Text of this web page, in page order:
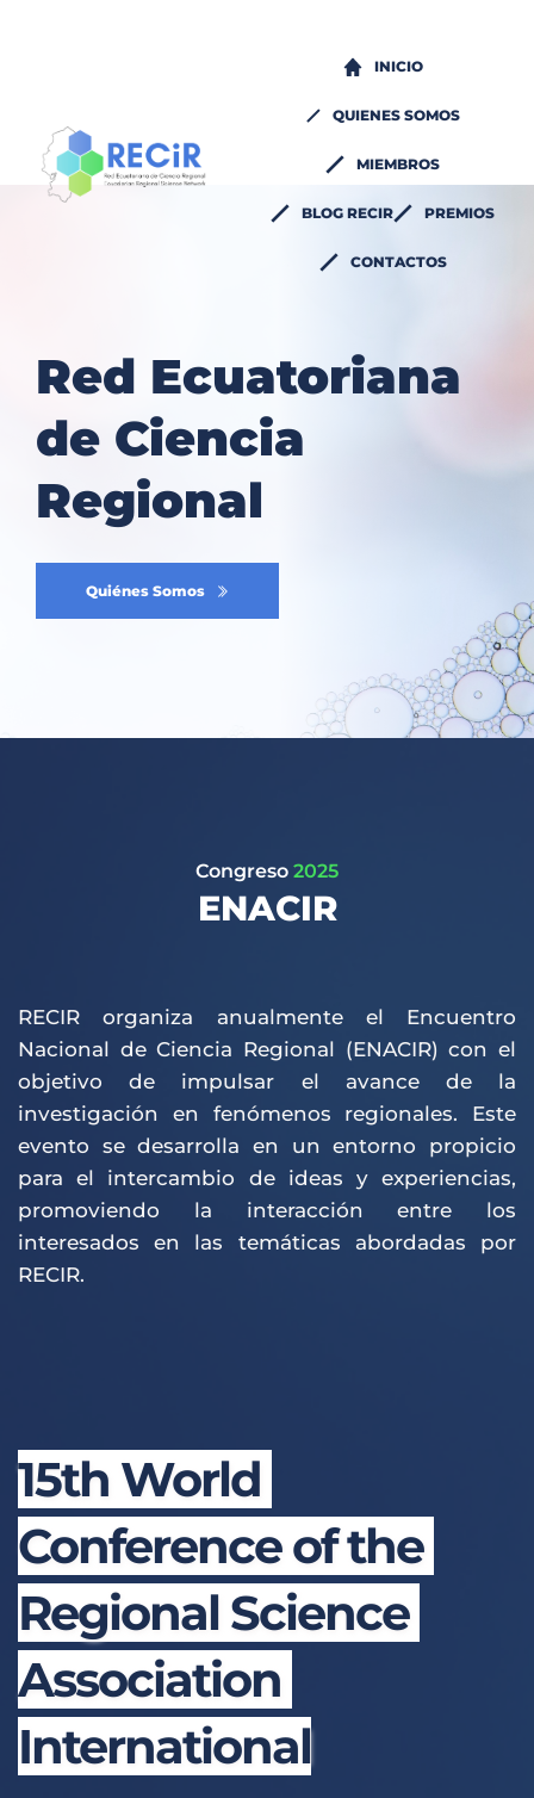
INICIO
QUIENES SOMOS
MIEMBROS
BLOG RECIR PREMIOS
CONTACTOS
Red Ecuatoriana
de Ciencia
Regional
Quiénes Somos
Congreso 2025
ENACIR
RECIR organiza anualmente el Encuentro
Nacional de Ciencia Regional (ENACIR) con el
objetivo de impulsar el avance de la
investigación en fenómenos regionales. Este
evento se desarrolla en un entorno propicio
para el intercambio de ideas y experiencias,
promoviendo la interacción entre los
interesados en las temáticas abordadas por
RECIR.
15th World
Conference of the
Regional Science
Association
International